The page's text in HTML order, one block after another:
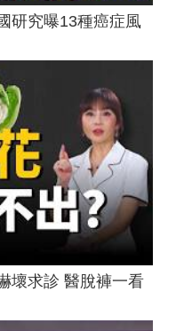
研究曝13種癌症風
壞求診 醫脫褲一看